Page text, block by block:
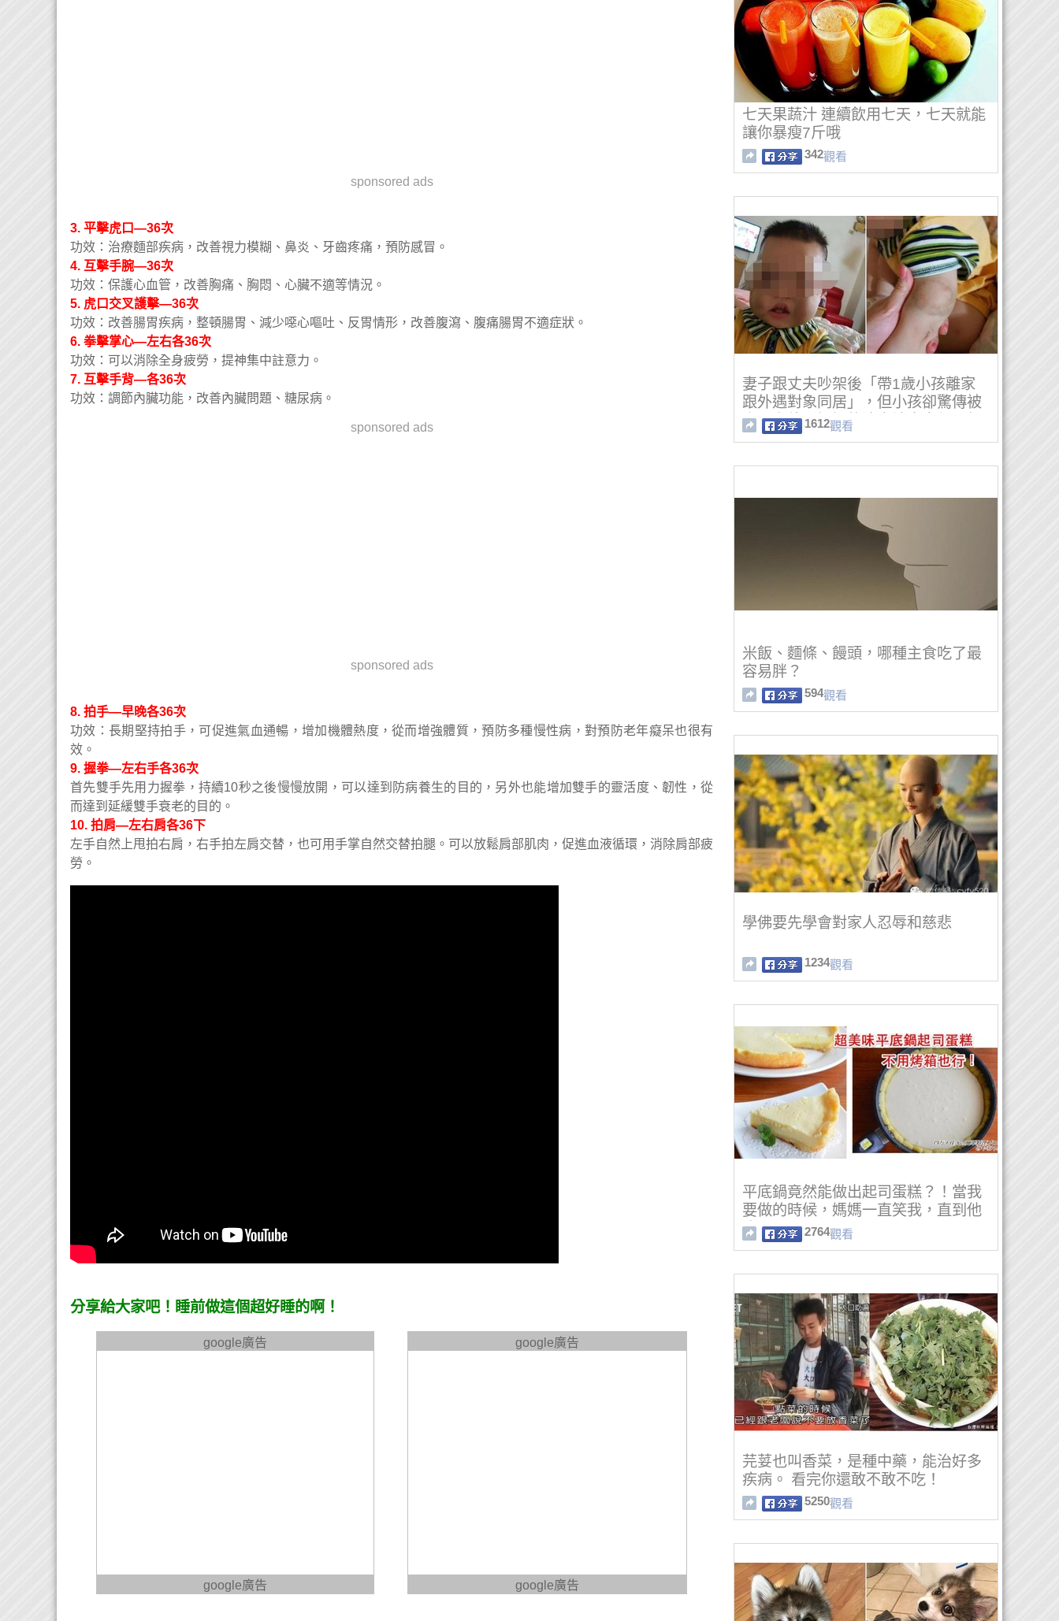
sponsored ads
3. 平擊虎口—36次
功效：治療麵部疾病，改善視力模糊、鼻炎、牙齒疼痛，預防感冒。
4. 互擊手腕—36次
功效：保護心血管，改善胸痛、胸悶、心臟不適等情況。
5. 虎口交叉護擊—36次
功效：改善腸胃疾病，整頓腸胃、減少噁心嘔吐、反胃情形，改善腹瀉、腹痛腸胃不適症狀。
6. 拳擊掌心—左右各36次
功效：可以消除全身疲勞，提神集中註意力。
7. 互擊手背—各36次
功效：調節內臟功能，改善內臟問題、糖尿病。
sponsored ads
sponsored ads
8. 拍手—早晚各36次
功效：長期堅持拍手，可促進氣血通暢，增加機體熱度，從而增強體質，預防多種慢性病，對預防老年癡呆也很有
效。
9. 握拳—左右手各36次
首先雙手先用力握拳，持續10秒之後慢慢放開，可以達到防病養生的目的，另外也能增加雙手的靈活度、韌性，從
而達到延緩雙手衰老的目的。
10. 拍肩—左右肩各36下
左手自然上甩拍右肩，右手拍左肩交替，也可用手掌自然交替拍腿。可以放鬆肩部肌肉，促進血液循環，消除肩部疲
勞。
分享給大家吧！睡前做這個超好睡的啊！
google廣告
google廣告
google廣告
google廣告
七天果蔬汁 連續飲用七天，七天就能
讓你暴瘦7斤哦
342觀看
妻子跟丈夫吵架後「帶1歲小孩離家
跟外遇對象同居」，但小孩卻驚傳被
小王虐待…媽媽的決定讓大家都暴怒
了！
1612觀看
米飯、麵條、饅頭，哪種主食吃了最
容易胖？
594觀看
學佛要先學會對家人忍辱和慈悲
1234觀看
平底鍋竟然能做出起司蛋糕？！當我
要做的時候，媽媽一直笑我，直到他
吃了一口....2764觀看
芫荽也叫香菜，是種中藥，能治好多
疾病。 看完你還敢不敢不吃！
5250觀看